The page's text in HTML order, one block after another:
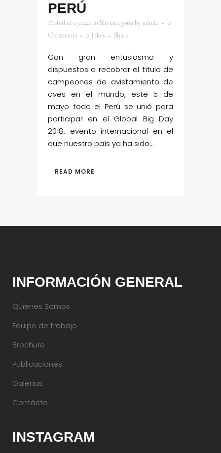
PERÚ
Posted at 03:24h in Sin categoríaby admin
0
Comments
0 Likes Share
Con gran entusiasmo y
dispuestos a recobrar el título de
campeones de avistamiento de
aves en el mundo, este 5 de
mayo todo el Perú se unió para
participar en el Global Big Day
2018, evento internacional en el
que nuestro país ya ha sido...
READ MORE
INFORMACIÓN GENERAL
Quiénes Somos
Equipo de trabajo
Brochure
Publicaciones
Galerías
Contácto
INSTAGRAM